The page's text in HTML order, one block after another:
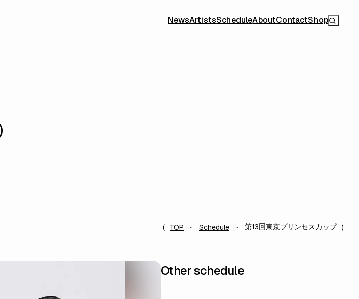
NewsArtistsScheduleAboutContactShop
TOP Schedule 第13回東京プリンセスカップ
Other schedule